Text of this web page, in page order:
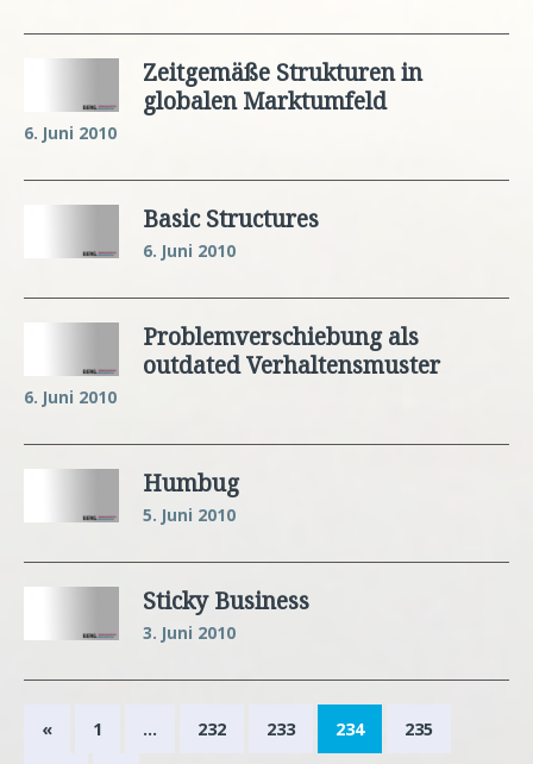
Zeitgemäße Strukturen in
globalen Marktumfeld
6. Juni 2010
Basic Structures
6. Juni 2010
Problemverschiebung als
outdated Verhaltensmuster
6. Juni 2010
Humbug
5. Juni 2010
Sticky Business
3. Juni 2010
« 1 … 232 233 234 235